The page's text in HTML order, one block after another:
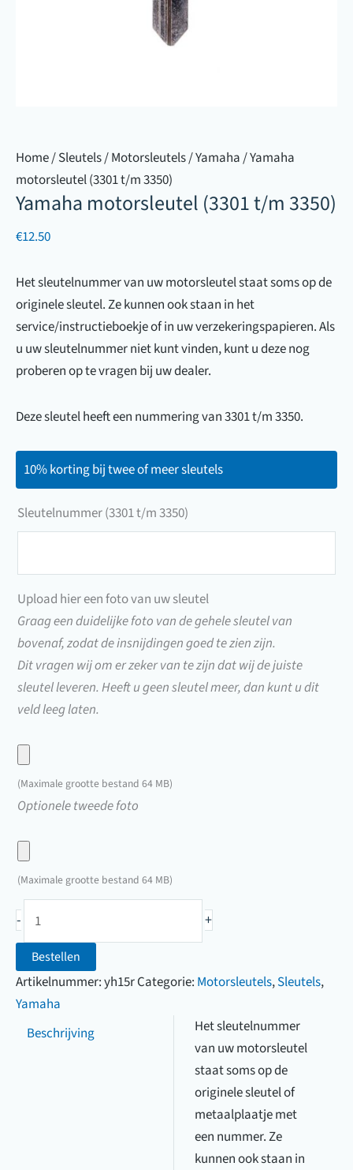
Home/Sleutels/Motorsleutels/Yamaha/ Yamaha
motorsleutel (3301 t/m 3350)
Yamaha motorsleutel (3301 t/m 3350)
€12.50
Het sleutelnummer van uw motorsleutel staat soms op de
originele sleutel. Ze kunnen ook staan in het
service/instructieboekje of in uw verzekeringspapieren. Als
u uw sleutelnummer niet kunt vinden, kunt u deze nog
proberen op te vragen bij uw dealer.
Deze sleutel heeft een nummering van 3301 t/m 3350.
10% korting bij twee of meer sleutels
Sleutelnummer (3301 t/m 3350)
3350)
Upload hier een foto van uw sleutel
Graag een duidelijke foto van de gehele sleutel van
bovenaf, zodat de insnijdingen goed te zien zijn.
Dit vragen wij om er zeker van te zijn dat wij de juiste
sleutel leveren. Heeft u geen sleutel meer, dan kunt u dit
veld leeg laten.
hier
een
van
uw
sleutel
(Maximale grootte bestand 64 MB)
Upload
foto
van
uw
sleutel
Optionele tweede foto
(Maximale grootte bestand 64 MB)
-
motorsleutel
(3301
t/m
3350)
+
Bestellen
Artikelnummer:yh15rCategorie: Motorsleutels,Sleutels,
Yamaha
Beschrijving
Het sleutelnummer
van uw motorsleutel
staat soms op de
originele sleutel of
metaalplaatje met
een nummer. Ze
kunnen ook staan in